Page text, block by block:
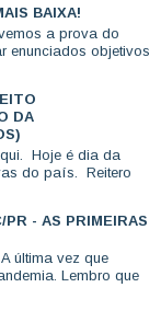
BAIXA!
a prova do
enunciados objetivos
DA
Hoje é dia da
do país. Reitero
- AS PRIMEIRAS
última vez que
Lembro que